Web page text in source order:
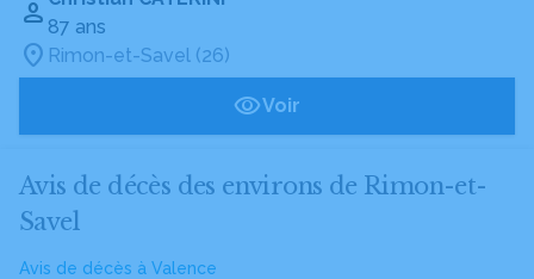
87 ans
Rimon-et-Savel (26)
Voir
Avis de décès des environs de Rimon-et-
Savel
Avis de décès à Valence